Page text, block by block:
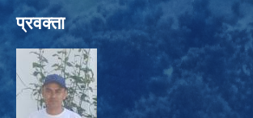
प्रवक्ता